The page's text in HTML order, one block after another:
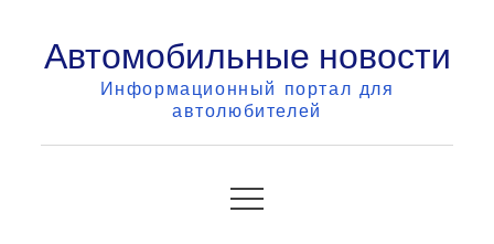
contentАвтомобильные новости
Информационный портал для
автолюбителей